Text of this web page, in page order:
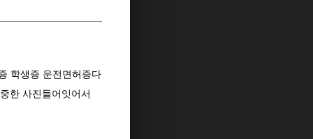
학생증 운전면허증다
한 사진들어잇어서